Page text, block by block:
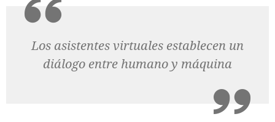
Los asistentes virtuales establecen un
diálogo entre humano y máquina